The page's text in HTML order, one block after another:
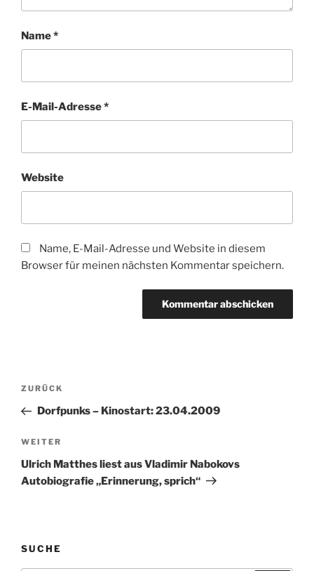
Name*
E-Mail-Adresse*
Website
Name, E-Mail-Adresse und Website in diesem
Browser für meinen nächsten Kommentar speichern.
Beitragsnavigation
Vorheriger
Beitrag
ZURÜCK
Dorfpunks – Kinostart: 23.04.2009
Nächster
Beitrag
WEITER
Ulrich Matthes liest aus Vladimir Nabokovs
Autobiografie „Erinnerung, sprich“
SUCHE